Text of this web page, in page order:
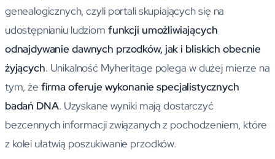
genealogicznych, czyli portali skupiających się na
udostępnianiu ludziom funkcji umożliwiających
odnajdywanie dawnych przodków, jak i bliskich obecnie
żyjących. Unikalność Myheritage polega w dużej mierze na
tym, żefirma oferuje wykonanie specjalistycznych
badań DNA. Uzyskane wyniki mają dostarczyć
bezcennych informacji związanych z pochodzeniem, które
z kolei ułatwią poszukiwanie przodków.